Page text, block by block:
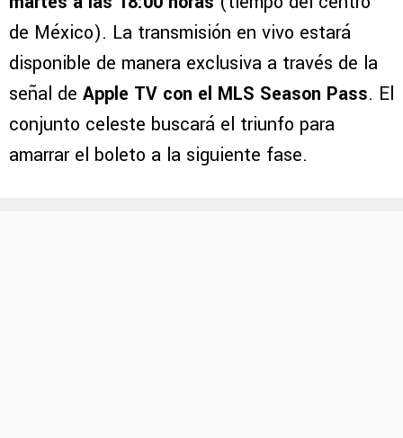
de México). La transmisión en vivo estará
disponible de manera exclusiva a través de la
señal de Apple TV con el MLS Season Pass. El
conjunto celeste buscará el triunfo para
amarrar el boleto a la siguiente fase.